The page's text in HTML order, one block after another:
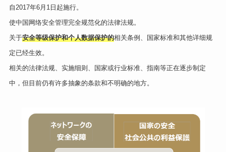
自2017年6月1日起施行。
使中国网络安全管理完全规范化的法律法规。
关于安全等级保护和个人数据保护的相关条例、国家标准和其他详细规
定已经生效。
相关的法律法规、实施细则、国家或行业标准、指南等正在逐步制定
中，但目前仍有许多抽象的条款和不明确的地方。